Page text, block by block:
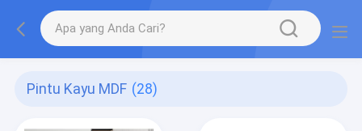
Pintu Kayu MDF (28)